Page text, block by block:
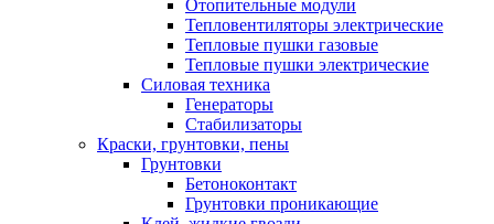
Отопительные модули
Тепловентиляторы электрические
Тепловые пушки газовые
Тепловые пушки электрические
Силовая техника
Генераторы
Стабилизаторы
Краски, грунтовки, пены
Грунтовки
Бетоноконтакт
Грунтовки проникающие